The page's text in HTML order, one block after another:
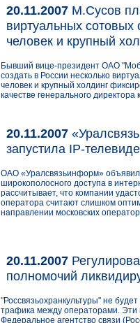
20.11.2007 М.Сусов
виртуальных
человек и крупный
Бывший вице-президент ОАО
создать в России несколько
человек и крупный холдинг
качестве генерального
20.11.2007
запустила IP-
ОАО «Уралсвязьинформ»
широкополосного доступа в
рассчитывает, что компании
оператора считают слишком
направлении московских
20.11.2007
полномочий
"Россвязьохранкультуры" не
трафика между операторами. Эти
Федеральное агентство связи